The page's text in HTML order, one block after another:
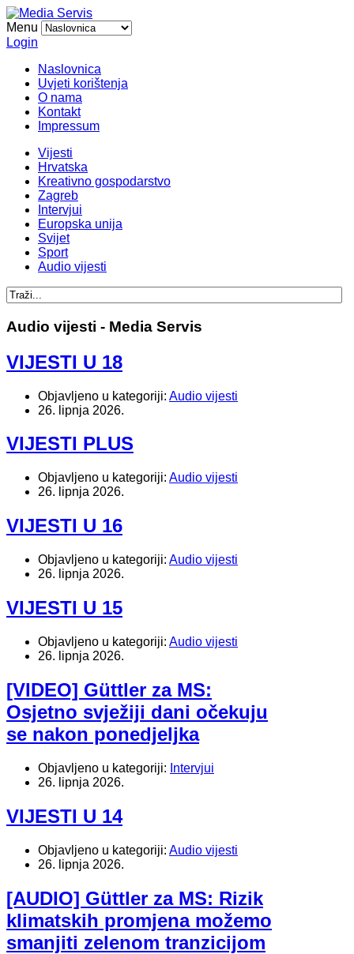
Menu
Login
Naslovnica
Uvjeti korištenja
O nama
Kontakt
Impressum
Vijesti
Hrvatska
Kreativno gospodarstvo
Zagreb
Intervjui
Europska unija
Svijet
Sport
Audio vijesti
Audio vijesti - Media Servis
VIJESTI U 18
Objavljeno u kategoriji: Audio vijesti
26. lipnja 2026.
VIJESTI PLUS
Objavljeno u kategoriji: Audio vijesti
26. lipnja 2026.
VIJESTI U 16
Objavljeno u kategoriji: Audio vijesti
26. lipnja 2026.
VIJESTI U 15
Objavljeno u kategoriji: Audio vijesti
26. lipnja 2026.
[VIDEO] Güttler za MS:
Osjetno svježiji dani očekuju
se nakon ponedjeljka
Objavljeno u kategoriji: Intervjui
26. lipnja 2026.
VIJESTI U 14
Objavljeno u kategoriji: Audio vijesti
26. lipnja 2026.
[AUDIO] Güttler za MS: Rizik
klimatskih promjena možemo
smanjiti zelenom tranzicijom